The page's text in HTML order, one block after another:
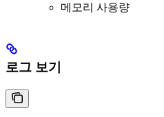
메모리 사용량
로그 보기